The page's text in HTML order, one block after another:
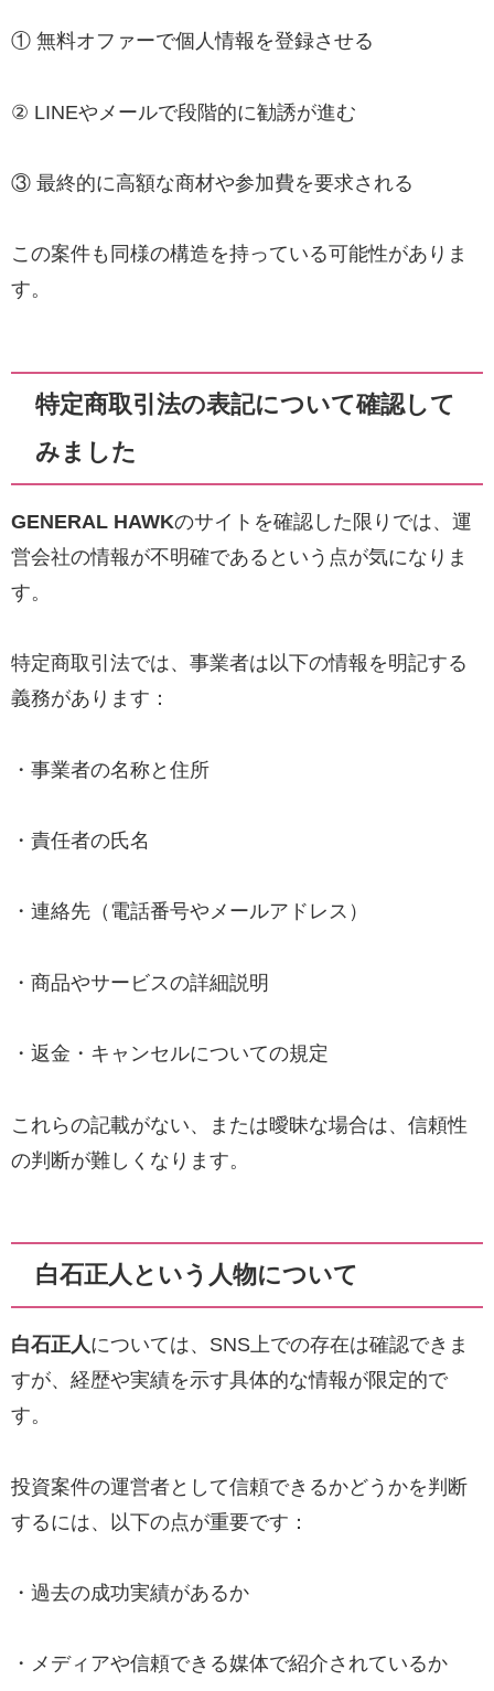
① 無料オファーで個人情報を登録させる
② LINEやメールで段階的に勧誘が進む
③ 最終的に高額な商材や参加費を要求される
この案件も同様の構造を持っている可能性がありま
す。
特定商取引法の表記について確認して
みました
GENERAL HAWKのサイトを確認した限りでは、運
営会社の情報が不明確であるという点が気になりま
す。
特定商取引法では、事業者は以下の情報を明記する
義務があります：
・事業者の名称と住所
・責任者の氏名
・連絡先（電話番号やメールアドレス）
・商品やサービスの詳細説明
・返金・キャンセルについての規定
これらの記載がない、または曖昧な場合は、信頼性
の判断が難しくなります。
白石正人という人物について
白石正人については、SNS上での存在は確認できま
すが、経歴や実績を示す具体的な情報が限定的で
す。
投資案件の運営者として信頼できるかどうかを判断
するには、以下の点が重要です：
・過去の成功実績があるか
・メディアや信頼できる媒体で紹介されているか